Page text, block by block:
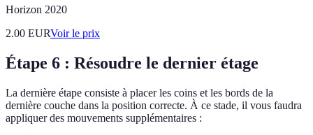
Horizon 2020
2.00 EURVoir le prix
Étape 6 : Résoudre le dernier étage
La dernière étape consiste à placer les coins et les bords de la
dernière couche dans la position correcte. À ce stade, il vous faudra
appliquer des mouvements supplémentaires :